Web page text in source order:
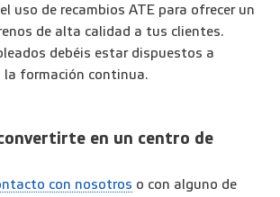
uso de recambios ATE para ofrecer un
de alta calidad a tus clientes.
debéis estar dispuestos a
la formación continua.
en un centro de
con nosotros o con alguno de